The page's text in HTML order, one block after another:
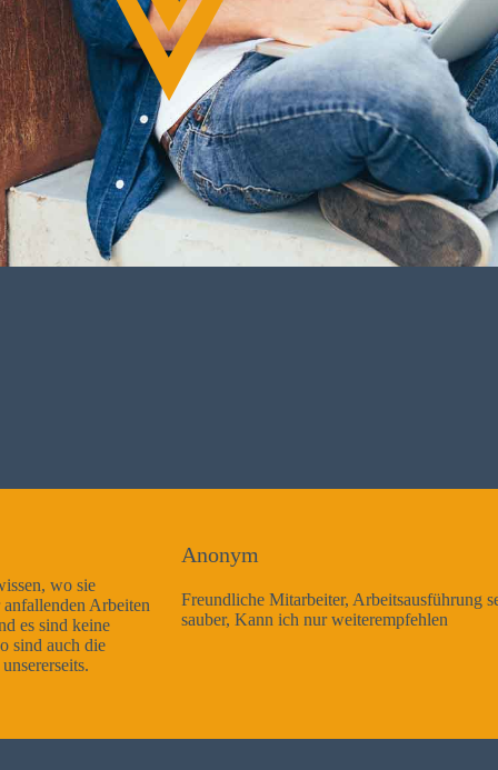
Freundliche Mitarbeiter, Arbeitsausführung sehr gut und sehr
sauber, Kann ich nur weiterempfehlen